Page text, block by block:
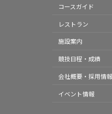
コースガイド
レストラン
施設案内
競技日程・成績
会社概要・採用情報
イベント情報